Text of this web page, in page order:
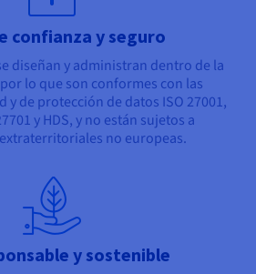
confianza y seguro
diseñan y administran dentro de la
lo que son conformes con las
y de protección de datos ISO 27001,
y HDS, y no están sujetos a
no europeas.
y sostenible